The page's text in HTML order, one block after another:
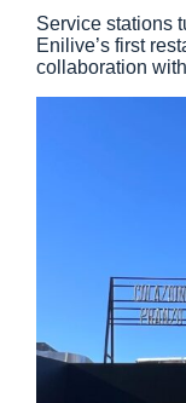
Service stations
Enilive’s first
collaboration